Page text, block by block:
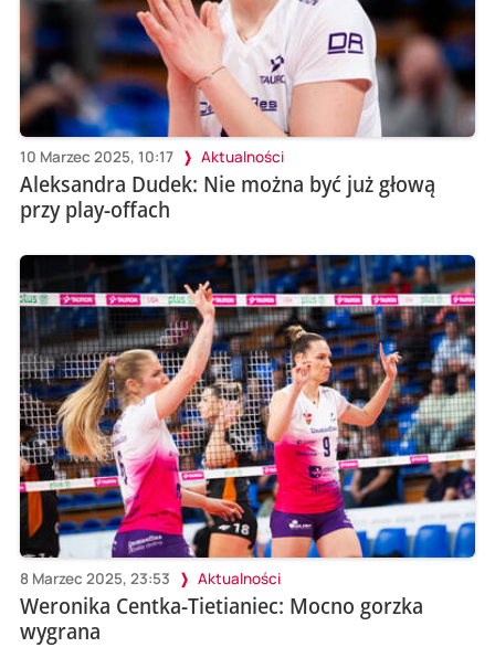
10 Marzec 2025, 10:17 Aktualności
Aleksandra Dudek: Nie można być już głową
przy play-offach
8 Marzec 2025, 23:53 Aktualności
Weronika Centka-Tietianiec: Mocno gorzka
wygrana